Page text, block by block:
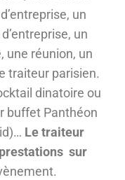
un
un
une réunion, un
traiteur parisien.
dinatoire ou
buffet Panthéon
Le traiteur
sur